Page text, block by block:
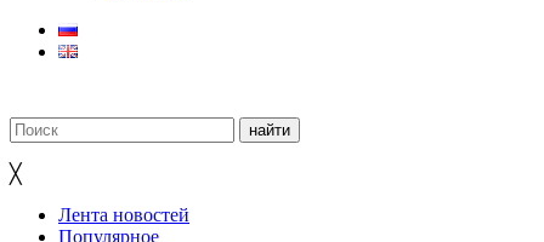
╳
Лента новостей
Популярное